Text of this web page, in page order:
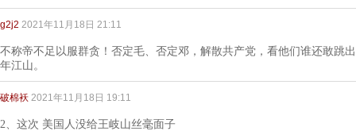
g2j2 2021年11月18日 21:11
不称帝不足以服群贪！否定毛、否定邓，解散共产党，看他们谁还敢跳
年江山。
破棉袄 2021年11月18日 19:11
2、这次 美国人没给王岐山丝毫面子